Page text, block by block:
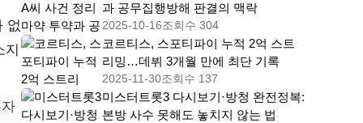
없
과 공무집행방해 판결의 맥락
2025-10-16조회수 304
코르티스, 스포티파이 누적 2억 스트
리밍…데뷔 3개월 만에 최단 기록
2025-11-30조회수 137
미스터트롯3 다시보기·방청 완전정복:
본방 사수 못해도 놓치지 않는 법